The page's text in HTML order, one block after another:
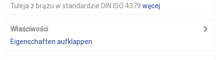
Tuleja z brązu w standardzie DIN ISO 4379 węcej
Właściwości
Eigenschaften aufklappen